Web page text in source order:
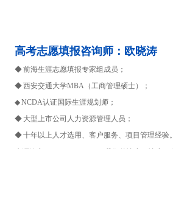
高考志愿填报咨询师：欧晓涛
◆ 前海生涯志愿填报专家组成员；
◆ 西安交通大学MBA（工商管理硕士）；
◆ NCDA认证国际生涯规划师；
◆ 大型上市公司人力资源管理人员；
◆ 十年以上人才选用、客户服务、项目管理经验。